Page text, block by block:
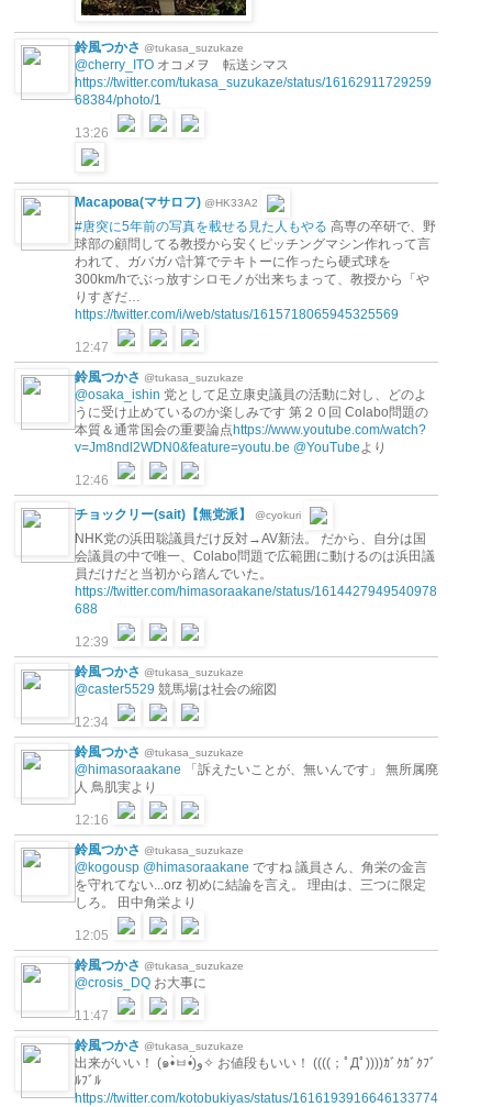
鈴風つかさ @tukasa_suzukaze
@cherry_ITO オコメヲ 転送シマス
https://twitter.com/tukasa_suzukaze/status/16162911729259
68384/photo/1
13:26
Масарова(マサロフ) @HK33A2
#唐突に5年前の写真を載せる見た人もやる 高専の卒研で、野
球部の顧問してる教授から安くピッチングマシン作れって言
われて、ガバガバ計算でテキトーに作ったら硬式球を
300km/hでぶっ放すシロモノが出来ちまって、教授から「や
りすぎだ…
https://twitter.com/i/web/status/1615718065945325569
12:47
鈴風つかさ @tukasa_suzukaze
@osaka_ishin 党として足立康史議員の活動に対し、どのよ
うに受け止めているのか楽しみです 第２０回 Colabo問題の
本質＆通常国会の重要論点https://www.youtube.com/watch?
v=Jm8ndl2WDN0&feature=youtu.be @YouTube より
12:46
チョックリー(sait)【無党派】 @cyokuri
NHK党の浜田聡議員だけ反対→AV新法。 だから、自分は国
会議員の中で唯一、Colabo問題で広範囲に動けるのは浜田議
員だけだと当初から踏んでいた。
https://twitter.com/himasoraakane/status/1614427949540978
688
12:39
鈴風つかさ @tukasa_suzukaze
@caster5529 競馬場は社会の縮図
12:34
鈴風つかさ @tukasa_suzukaze
@himasoraakane 「訴えたいことが、無いんです」 無所属廃
人 鳥肌実より
12:16
鈴風つかさ @tukasa_suzukaze
@kogousp @himasoraakane ですね 議員さん、角栄の金言
を守れてない...orz 初めに結論を言え。 理由は、三つに限定
しろ。 田中角栄より
12:05
鈴風つかさ @tukasa_suzukaze
@crosis_DQ お大事に
11:47
鈴風つかさ @tukasa_suzukaze
出来がいい！ (๑•̀ㅂ•́)و✧ お値段もいい！ ((((；ﾟДﾟ))))ｶﾞｸｶﾞｸﾌﾞ
ﾙﾌﾞﾙ
https://twitter.com/kotobukiyas/status/1616193916646133774